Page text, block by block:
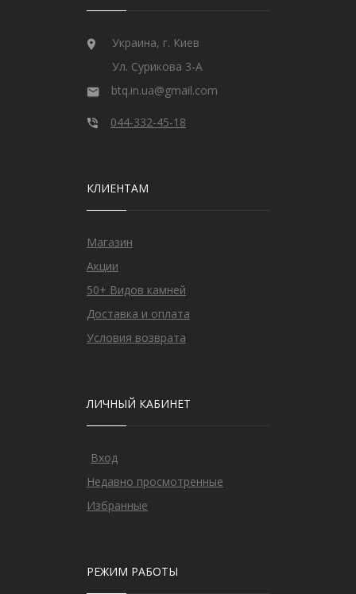
Украина, г. Киев
Ул. Сурикова 3-А
btq.in.ua@gmail.com
044-332-45-18
КЛИЕНТАМ
Магазин
Акции
50+ Видов камней
Доставка и оплата
Условия возврата
ЛИЧНЫЙ КАБИНЕТ
Вход
Недавно просмотренные
Избранные
РЕЖИМ РАБОТЫ